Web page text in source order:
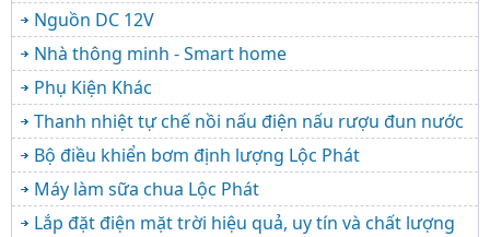
Nguồn DC 12V
Nhà thông minh - Smart home
Phụ Kiện Khác
Thanh nhiệt tự chế nồi nấu điện nấu rượu đun nước
Bộ điều khiển bơm định lượng Lộc Phát
Máy làm sữa chua Lộc Phát
Lắp đặt điện mặt trời hiệu quả, uy tín và chất lượng